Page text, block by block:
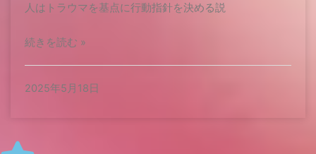
人はトラウマを基点に行動指針を決める説
続きを読む »
2025年5月18日